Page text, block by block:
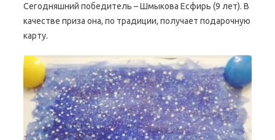
Сегодняшний победитель – Шмыкова Есфирь (9 лет). В
качестве приза она, по традиции, получает подарочную
карту.